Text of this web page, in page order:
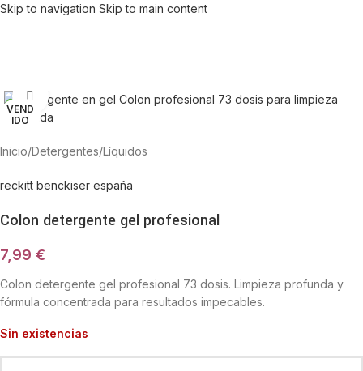
Skip to navigation Skip to main content
VEND
IDO
Haga Click para agrandar
Inicio/Detergentes/Líquidos
reckitt benckiser españa
Colon detergente gel profesional
7,99 €
Colon detergente gel profesional 73 dosis. Limpieza profunda y
fórmula concentrada para resultados impecables.
Sin existencias